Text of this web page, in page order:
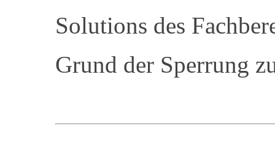
Solutions des
Grund der Sperrung